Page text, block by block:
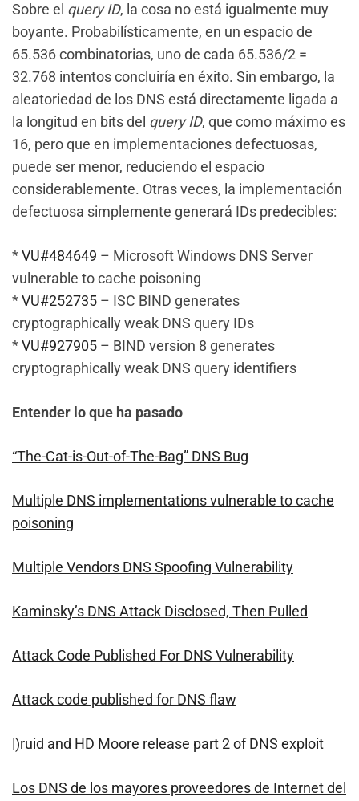
Sobre el query ID, la cosa no está igualmente muy
boyante. Probabilísticamente, en un espacio de
65.536 combinatorias, uno de cada 65.536/2 =
32.768 intentos concluiría en éxito. Sin embargo, la
aleatoriedad de los DNS está directamente ligada a
la longitud en bits del query ID, que como máximo es
16, pero que en implementaciones defectuosas,
puede ser menor, reduciendo el espacio
considerablemente. Otras veces, la implementación
defectuosa simplemente generará IDs predecibles:
*VU#484649 – Microsoft Windows DNS Server
vulnerable to cache poisoning
*VU#252735 – ISC BIND generates
cryptographically weak DNS query IDs
*VU#927905 – BIND version 8 generates
cryptographically weak DNS query identifiers
Entender lo que ha pasado
“The-Cat-is-Out-of-The-Bag” DNS Bug
Multiple DNS implementations vulnerable to cache
poisoning
Multiple Vendors DNS Spoofing Vulnerability
Kaminsky’s DNS Attack Disclosed, Then Pulled
Attack Code Published For DNS Vulnerability
Attack code published for DNS flaw
|)ruid and HD Moore release part 2 of DNS exploit
Los DNS de los mayores proveedores de Internet del